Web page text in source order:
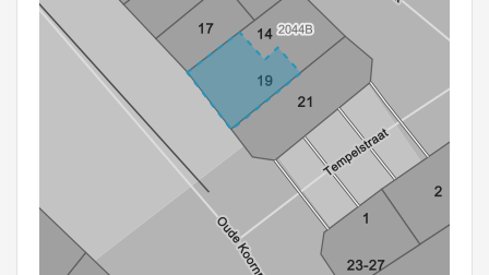
Aanmelden